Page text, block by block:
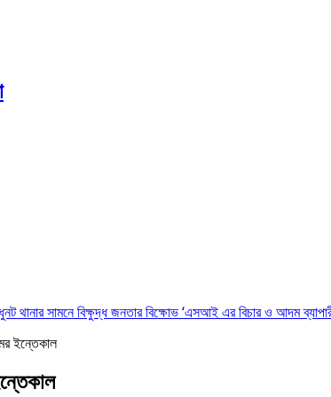
সামনে বিক্ষুদ্ধ জনতার বিক্ষোভ ‘এসআই এর বিচার ও আদম
ইন্তেকাল